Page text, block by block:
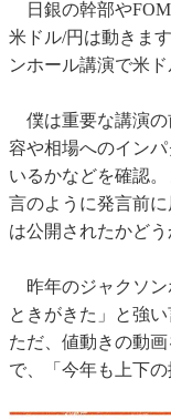
日銀の幹部や
米ドル/円は動きま
ンホール講演で米ド
僕は重要な講演の
容や相場へのイン
いるかなどを確認
言のように発言前
は公開されたかどう
昨年のジャクソン
ときがきた」と強
ただ、値動きの動
で、「今年も上下